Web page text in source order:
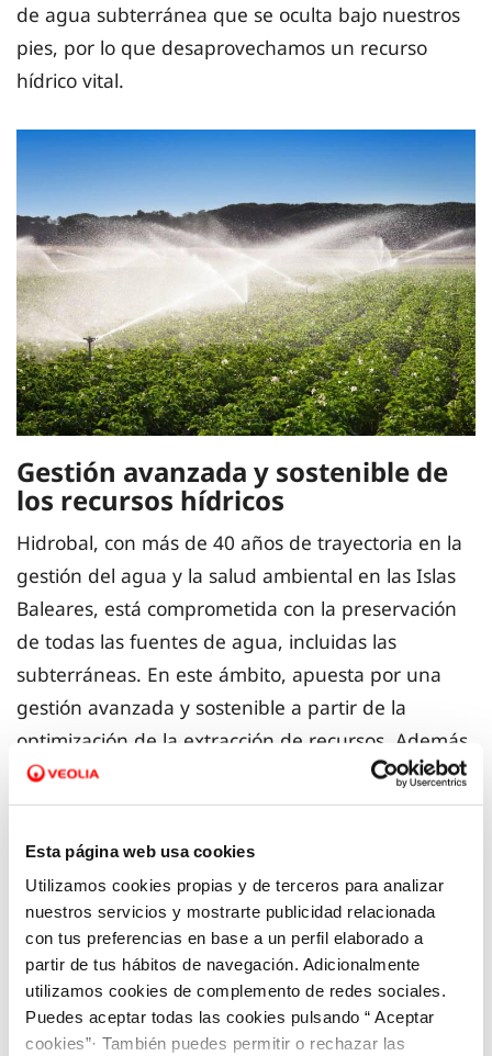
Esta página web usa cookies
Utilizamos cookies propias y de terceros para analizar
nuestros servicios y mostrarte publicidad relacionada
con tus preferencias en base a un perfil elaborado a
partir de tus hábitos de navegación. Adicionalmente
utilizamos cookies de complemento de redes sociales.
Puedes aceptar todas las cookies pulsando “ Aceptar
cookies”· También puedes permitir o rechazar las
de agua subterránea que se oculta bajo nuestros
pies, por lo que desaprovechamos un recurso
hídrico vital.
Gestión avanzada y sostenible de
los recursos hídricos
Hidrobal, con más de 40 años de trayectoria en la
gestión del agua y la salud ambiental en las Islas
Baleares, está comprometida con la preservación
de todas las fuentes de agua, incluidas las
subterráneas. En este ámbito, apuesta por una
gestión avanzada y sostenible a partir de la
optimización de la extracción de recursos. Además,
supervisa el riesgo de sobreexplotación y
promueve la recarga artificial de los acuíferos, lo
que permite aliviar la presión sobre los
La dependencia de la lluvia y la presión a la que
están sometidas estas captaciones subterráneas
hace que los pozos requieran un seguimiento
continuo para su mantenimiento, rendimiento y